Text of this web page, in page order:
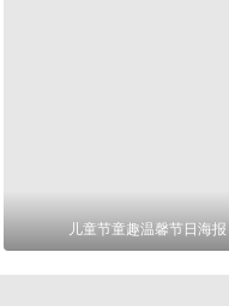
儿童节童趣温馨节日海报